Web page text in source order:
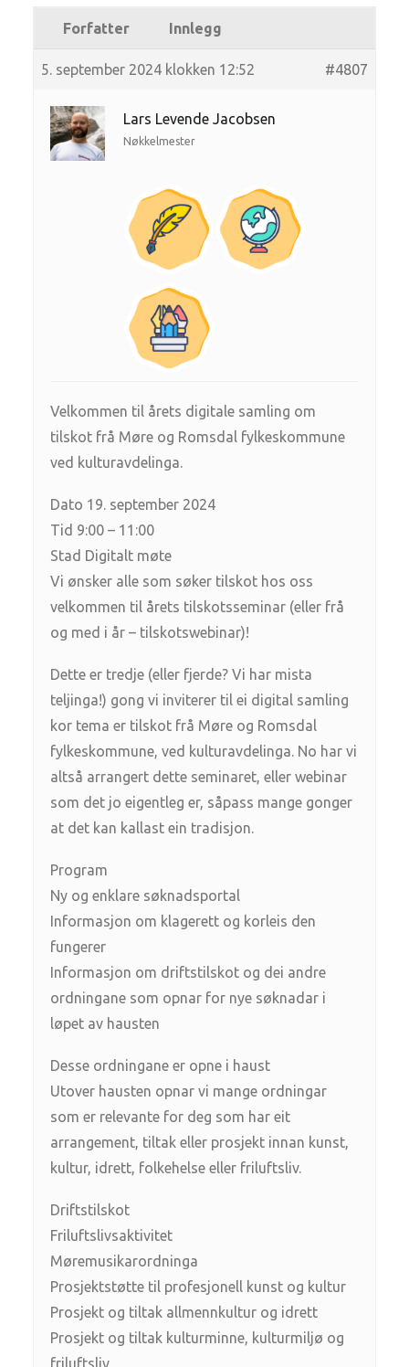
Forfatter Innlegg
5. september 2024 klokken 12:52 #4807
Lars Levende Jacobsen
Nøkkelmester
Velkommen til årets digitale samling om
tilskot frå Møre og Romsdal fylkeskommune
ved kulturavdelinga.
Dato 19. september 2024
Tid 9:00 – 11:00
Stad Digitalt møte
Vi ønsker alle som søker tilskot hos oss
velkommen til årets tilskotsseminar (eller frå
og med i år – tilskotswebinar)!
Dette er tredje (eller fjerde? Vi har mista
teljinga!) gong vi inviterer til ei digital samling
kor tema er tilskot frå Møre og Romsdal
fylkeskommune, ved kulturavdelinga. No har vi
altså arrangert dette seminaret, eller webinar
som det jo eigentleg er, såpass mange gonger
at det kan kallast ein tradisjon.
Program
Ny og enklare søknadsportal
Informasjon om klagerett og korleis den
fungerer
Informasjon om driftstilskot og dei andre
ordningane som opnar for nye søknadar i
løpet av hausten
Desse ordningane er opne i haust
Utover hausten opnar vi mange ordningar
som er relevante for deg som har eit
arrangement, tiltak eller prosjekt innan kunst,
kultur, idrett, folkehelse eller friluftsliv.
Driftstilskot
Friluftslivsaktivitet
Møremusikarordninga
Prosjektstøtte til profesjonell kunst og kultur
Prosjekt og tiltak allmennkultur og idrett
Prosjekt og tiltak kulturminne, kulturmiljø og
friluftsliv